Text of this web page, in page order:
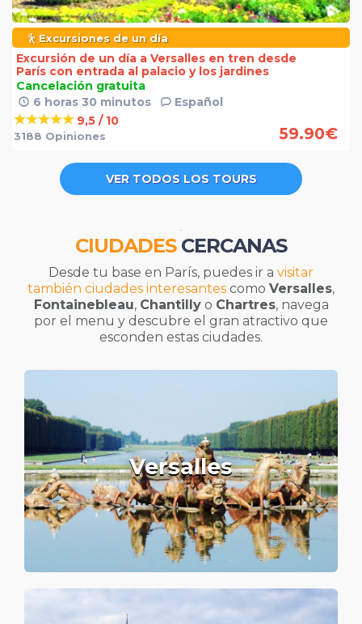
Excursiones de un día
Excursión de un día a Versalles en tren desde
París con entrada al palacio y los jardines
Cancelación gratuita
6 horas 30 minutos
Español
9,5 / 10
3188 Opiniones 59.90€
VER TODOS LOS TOURS
.
CIUDADESCERCANAS
Desde tu base en París, puedes ir a visitar
también ciudades interesantes como Versalles,
Fontainebleau, Chantillyo Chartres, navega
por el menu y descubre el gran atractivo que
esconden estas ciudades.
Versalles